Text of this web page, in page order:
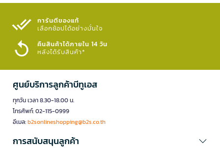
การันตีของแท้
เลือกช้อปได้อย่างมั่นใจ​
คืนสินค้าได้ภายใน 14 วัน
หลังได้รับสินค้า*
ศูนย์บริการลูกค้าบีทูเอส
ทุกวัน เวลา 8.30-18.00 น.
โทรศัพท์: 02-115-0999
อีเมล:b2sonlineshopping@b2s.co.th
การสนับสนุนลูกค้า